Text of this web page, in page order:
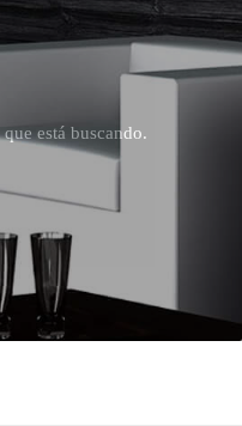
está buscando.